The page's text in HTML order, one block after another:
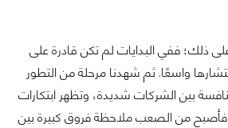
ذلك؛ ففي البدايات لم تكن قادرة على
واسعًا. ثم شهدنا مرحلة من التطور
بين الشركات شديدة، وتظهر ابتكارات
فأصبح من الصعب ملاحظة فروق كبيرة بين